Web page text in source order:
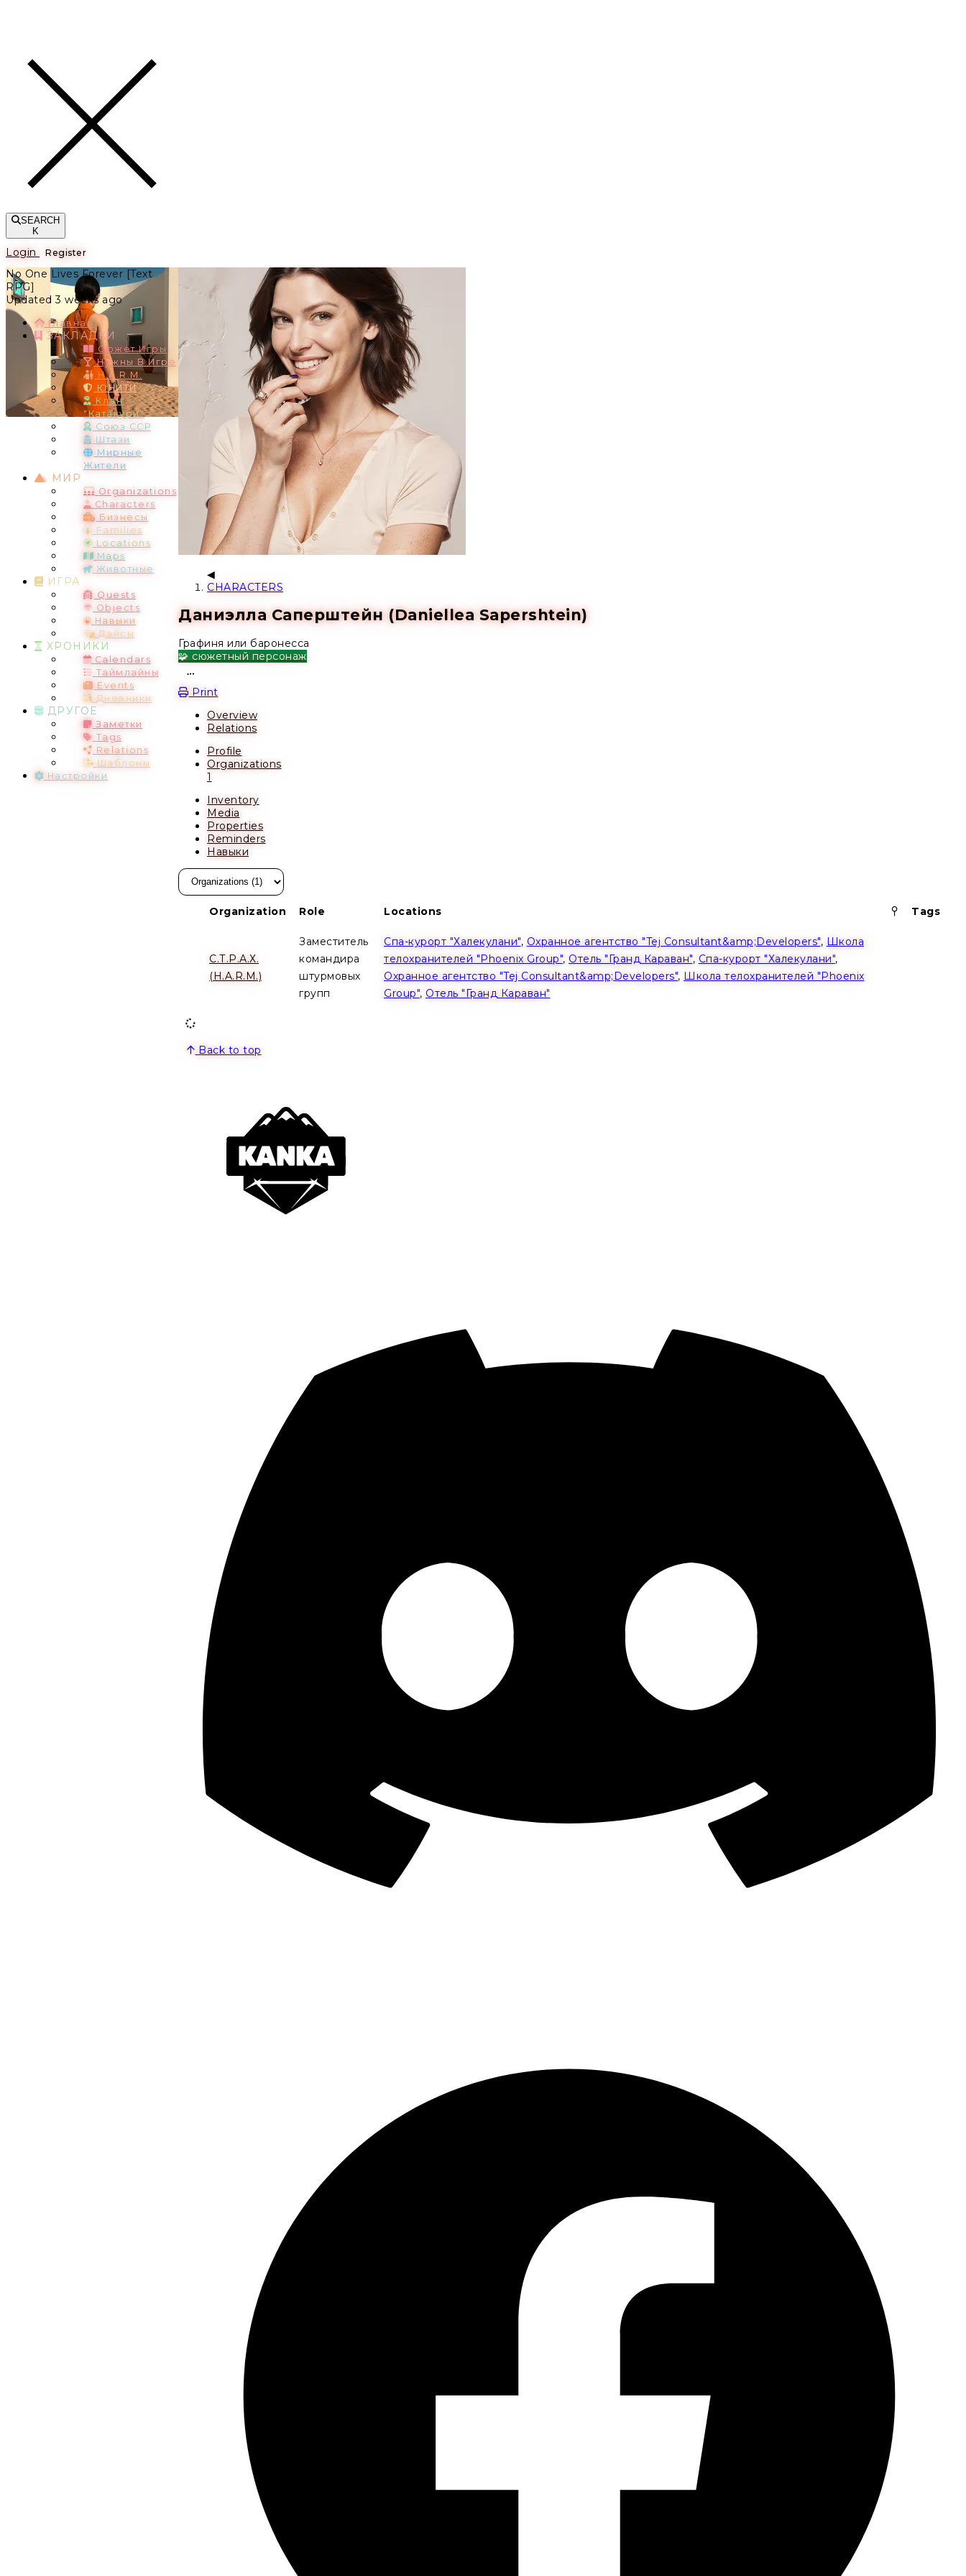
SEARCH
K
Login Register
No One Lives Forever [Text
RPG]
Updated 3 weeks ago
Главная
ЗАКЛАДКИ
Сюжет Игры
Нужны В Игре
H.A.R.M.
ЮНИТИ
Клан
"Катакури"
Союз ССР
Штази
Мирные
Жители
МИР
Organizations
Characters
Бизнесы
Families
Locations
Maps
Животные
ИГРА
Quests
Objects
Навыки
Дайсы
ХРОНИКИ
Calendars
Таймлайны
Events
Дневники
ДРУГОЕ
Заметки
Tags
Relations
Шаблоны
Настройки
CHARACTERS
Даниэлла Саперштейн (Daniellea Sapershtein)
Графиня или баронесса
🧩 сюжетный персонаж
Print
Overview
Relations
Profile
Organizations
1
Inventory
Media
Properties
Reminders
Навыки
Organization Role Locations Pinned
Tags
С.Т.Р.А.Х.
(H.A.R.M.)
Заместитель
командира
штурмовых
групп
Спа-курорт "Халекулани", Охранное агентство "Tej Consultant&amp;Developers", Школа
телохранителей "Phoenix Group", Отель "Гранд Караван", Спа-курорт "Халекулани",
Охранное агентство "Tej Consultant&amp;Developers", Школа телохранителей "Phoenix
Group", Отель "Гранд Караван"
Back to top